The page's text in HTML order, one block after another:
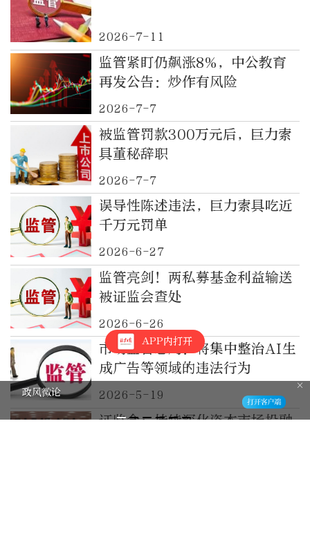
2026-7-11
监管紧盯仍飙涨8%，中公教育
再发公告：炒作有风险
2026-7-7
被监管罚款300万元后，巨力索
具董秘辞职
2026-7-7
误导性陈述违法，巨力索具吃近
千万元罚单
2026-6-27
监管亮剑！两私募基金利益输送
被证监会查处
2026-6-26
市场监管总局：将集中整治AI生
成广告等领域的违法行为
2026-5-19
证监会：持续深化资本市场投融
APP内打开
政风微论